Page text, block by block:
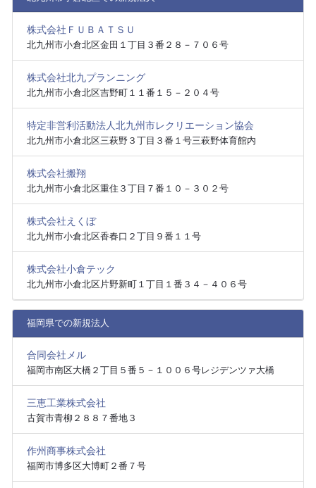
株式会社ＦＵＢＡＴＳＵ
北九州市小倉北区金田１丁目３番２８－７０６号
株式会社北九プランニング
北九州市小倉北区吉野町１１番１５－２０４号
特定非営利活動法人北九州市レクリエーション協会
北九州市小倉北区三萩野３丁目３番１号三萩野体育館内
株式会社搬翔
北九州市小倉北区重住３丁目７番１０－３０２号
株式会社えくぼ
北九州市小倉北区香春口２丁目９番１１号
株式会社小倉テック
北九州市小倉北区片野新町１丁目１番３４－４０６号
福岡県での新規法人
合同会社メル
福岡市南区大橋２丁目５番５－１００６号レジデンツァ大橋
三恵工業株式会社
古賀市青柳２８８７番地３
作州商事株式会社
福岡市博多区大博町２番７号